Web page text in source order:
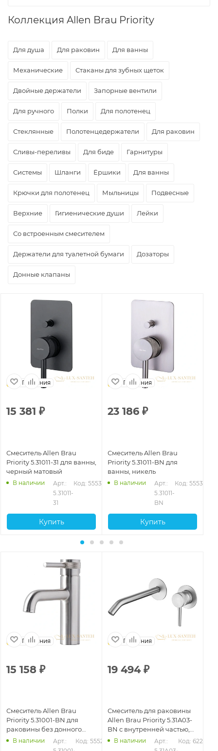
Коллекция Allen Brau Priority
Для душа Для раковин Для ванны
Механические Стаканы для зубных щеток
Двойные держатели Запорные вентили
Для ручного Полки Для полотенец
Стеклянные Полотенцедержатели Для раковин
Сливы-переливы Для биде Гарнитуры
Системы Шланги Ёршики Для ванны
Крючки для полотенец Мыльницы Подвесные
Верхние Гигиенические души Лейки
Со встроенным смесителем
Держатели для туалетной бумаги Дозаторы
Донные клапаны
Германия
15 381 ₽
Смеситель Allen Brau
Priority 5.31011-31 для ванны,
черный матовый
В наличии
Арт.:
5.31011-
31
Код: 55535
Купить
Германия
23 186 ₽
Смеситель Allen Brau
Priority 5.31011-BN для
ванны, никель
В наличии
Арт.:
5.31011-
BN
Код: 55536
Купить
Германия
15 158 ₽
Смеситель Allen Brau
Priority 5.31001-BN для
раковины без донного
клапана, никель
В наличии
Арт.:
Код: 55521
Германия
19 494₽
Смеситель для раковины
Allen Brau Priority 5.31A03-
BN с внутренней частью,
никель брашированный
В наличии
Арт.:
Код: 62214